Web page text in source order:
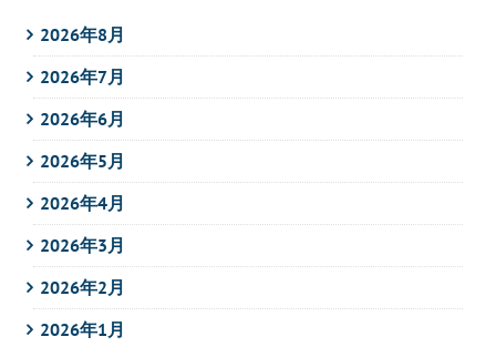
2026年8月
2026年7月
2026年6月
2026年5月
2026年4月
2026年3月
2026年2月
2026年1月